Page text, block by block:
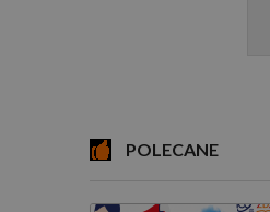
POLECANE